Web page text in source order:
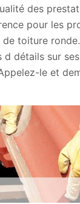
des
pour les
toiture
détails sur
le et